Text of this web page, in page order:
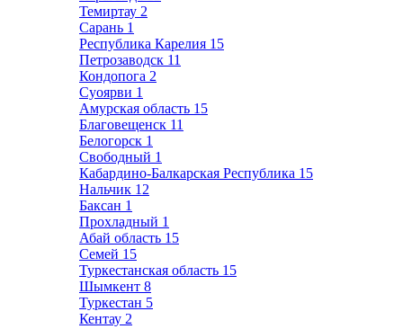
Темиртау 2
Сарань 1
Республика Карелия 15
Петрозаводск 11
Кондопога 2
Суоярви 1
Амурская область 15
Благовещенск 11
Белогорск 1
Свободный 1
Кабардино-Балкарская Республика 15
Нальчик 12
Баксан 1
Прохладный 1
Абай область 15
Семей 15
Туркестанская область 15
Шымкент 8
Туркестан 5
Кентау 2